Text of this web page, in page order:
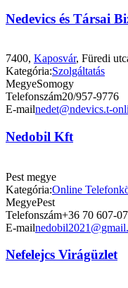
Nedevics és Társai
7400, Kaposvár, Füredi
Kategória:Szolgáltatás
MegyeSomogy
Telefonszám20/957-9776
E-mailnedet@ndevics.t-
Nedobil Kft
Pest megye
Kategória:Online
MegyePest
Telefonszám+36 70 607-
E-mail
Nefelejcs Virágüzlet